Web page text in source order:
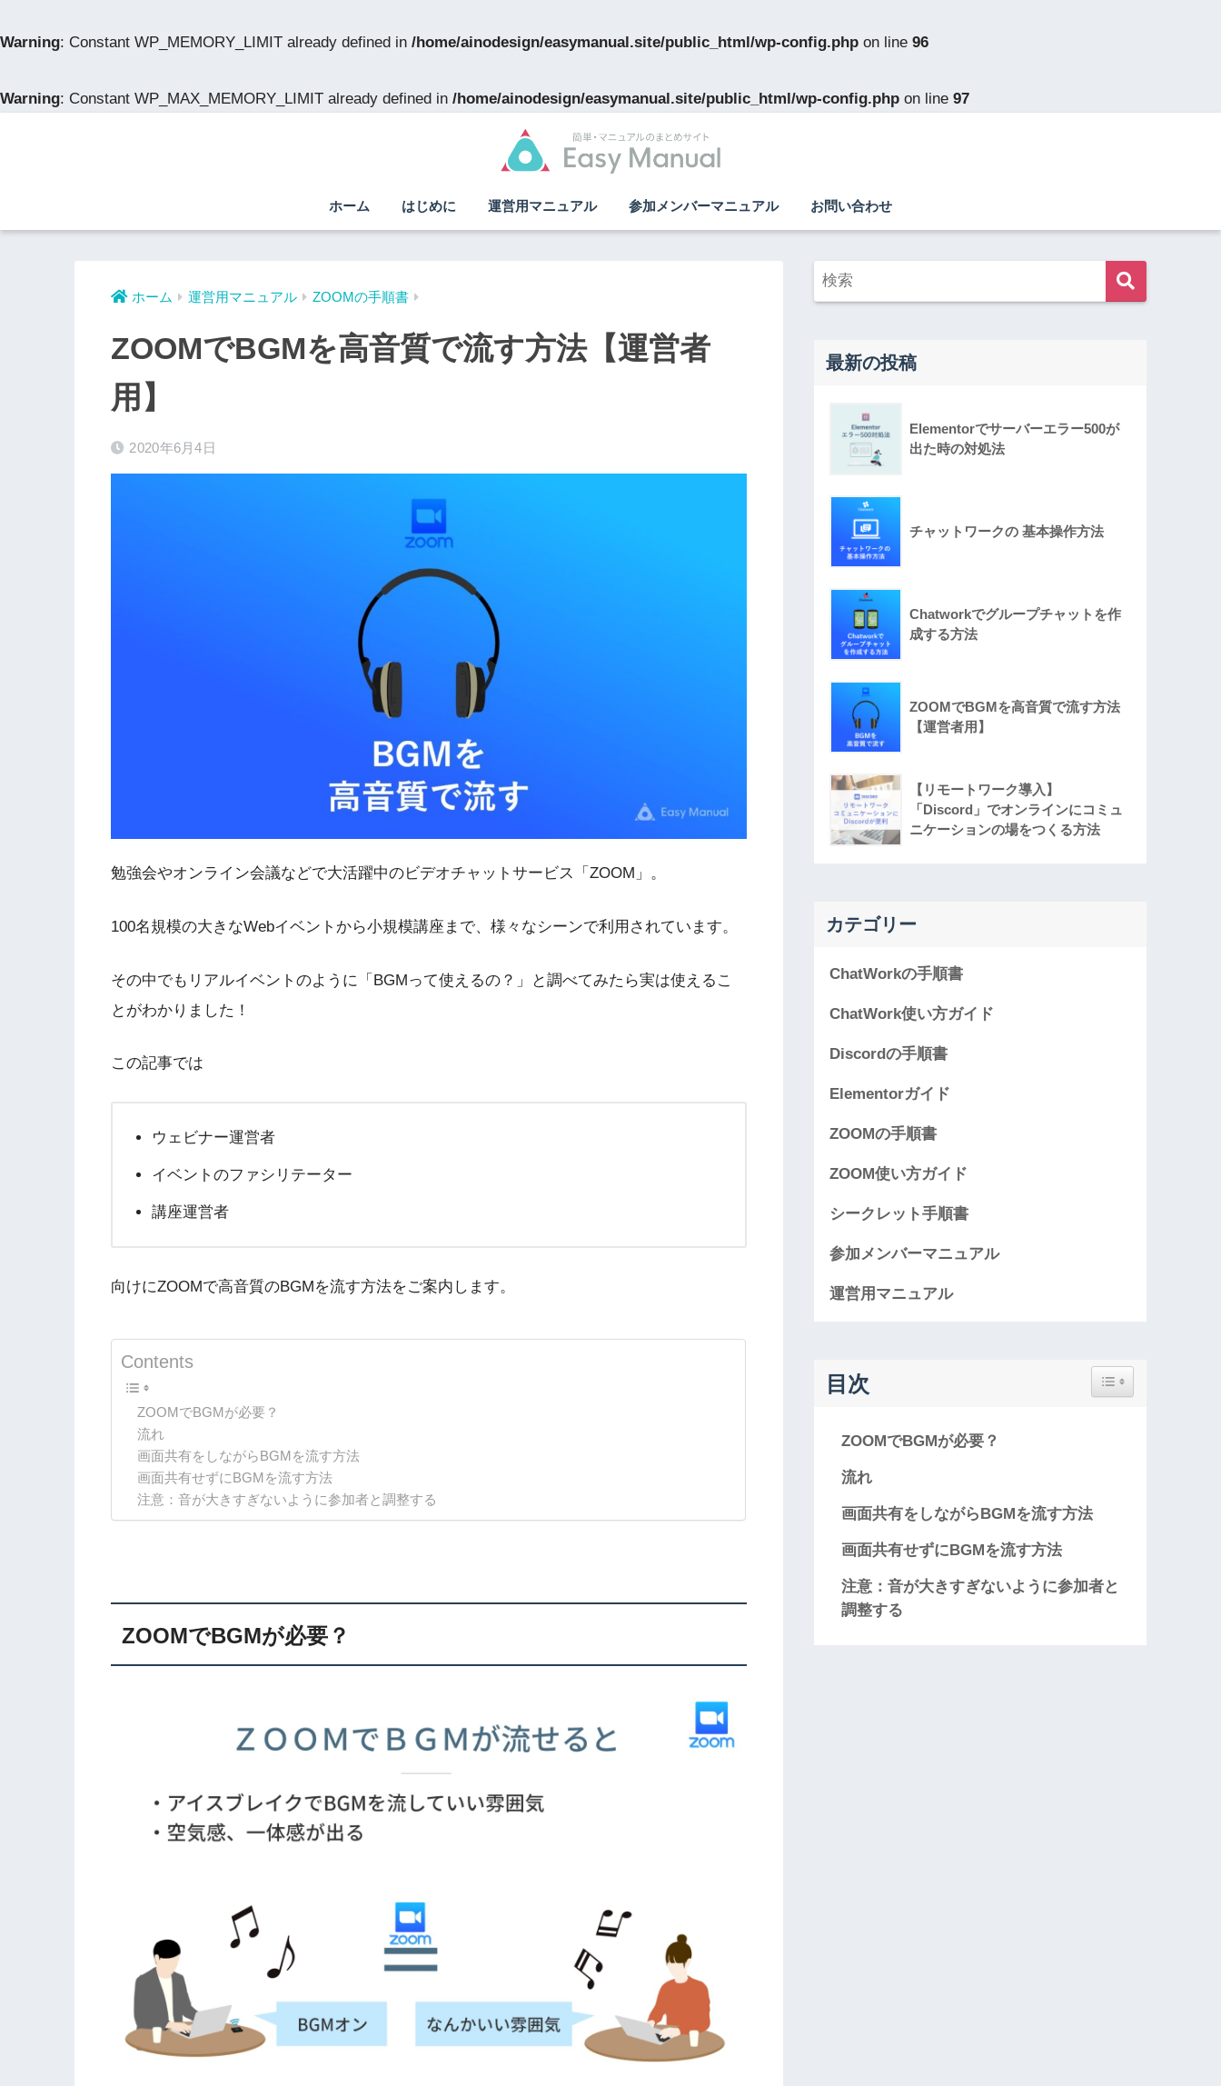
Warning: Constant WP_MEMORY_LIMIT already defined in /home/ainodesign/easymanual.site/public_html/wp-config.php on line 96
Warning: Constant WP_MAX_MEMORY_LIMIT already defined in /home/ainodesign/easymanual.site/public_html/wp-config.php on line 97
ホーム はじめに 運営用マニュアル 参加メンバーマニュアル お問い合わせ
ホーム 運営用マニュアル ZOOMの手順書
ZOOMでBGMを高音質で流す方法【運営者
用】
2020年6月4日
勉強会やオンライン会議などで大活躍中のビデオチャットサービス「ZOOM」。
100名規模の大きなWebイベントから小規模講座まで、様々なシーンで利用されています。
その中でもリアルイベントのように「BGMって使えるの？」と調べてみたら実は使えるこ
とがわかりました！
この記事では
ウェビナー運営者
イベントのファシリテーター
講座運営者
向けにZOOMで高音質のBGMを流す方法をご案内します。
Contents
ZOOMでBGMが必要？
流れ
画面共有をしながらBGMを流す方法
画面共有せずにBGMを流す方法
注意：音が大きすぎないように参加者と調整する
ZOOMでBGMが必要？
最新の投稿
Elementorでサーバーエラー500が
出た時の対処法
チャットワークの 基本操作方法
Chatworkでグループチャットを作
成する方法
ZOOMでBGMを高音質で流す方法
【運営者用】
【リモートワーク導入】
「Discord」でオンラインにコミュ
ニケーションの場をつくる方法
カテゴリー
ChatWorkの手順書
ChatWork使い方ガイド
Discordの手順書
Elementorガイド
ZOOMの手順書
ZOOM使い方ガイド
シークレット手順書
参加メンバーマニュアル
運営用マニュアル
目次 Toggle Table of
ZOOMでBGMが必要？
流れ
画面共有をしながらBGMを流す方法
画面共有せずにBGMを流す方法
注意：音が大きすぎないように参加者と
調整する